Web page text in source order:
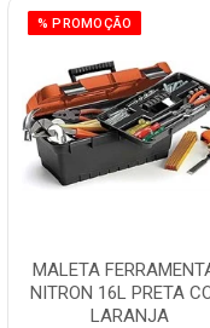
% PROMOÇÃO
MALETA
NITRON 16L PRETA
LARANJA